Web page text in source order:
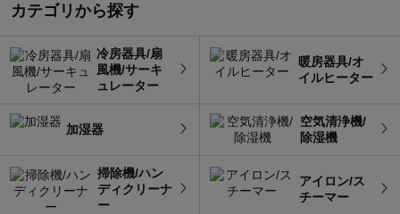
カテゴリから探す
冷房器具/扇
風機/サーキ
ュレーター
暖房器具/オ
イルヒーター
加湿器
空気清浄機/
除湿機
掃除機/ハン
ディクリーナ
ー
アイロン/ス
チーマー